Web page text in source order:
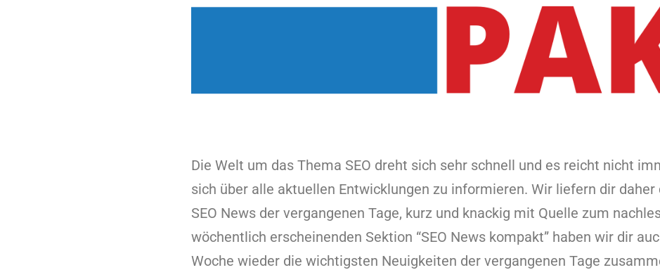
Die Welt um das Thema SEO dreht sich sehr schnell und es reicht nicht
sich über alle aktuellen Entwicklungen zu informieren. Wir liefern dir
SEO News der vergangenen Tage, kurz und knackig mit Quelle zum
wöchentlich erscheinenden Sektion “SEO News kompakt” haben wir dir
Woche wieder die wichtigsten Neuigkeiten der vergangenen Tage